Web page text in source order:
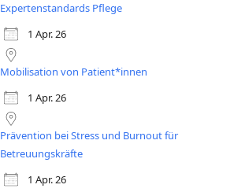
Expertenstandards Pflege
1 Apr. 26
Mobilisation von Patient*innen
1 Apr. 26
Prävention bei Stress und Burnout für
Betreuungskräfte
1 Apr. 26